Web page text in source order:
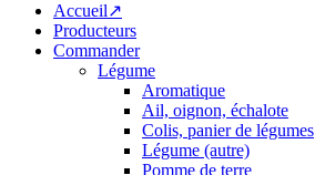
Accueil↗
Producteurs
Commander
Légume
Aromatique
Ail, oignon, échalote
Colis, panier de légumes
Légume (autre)
Pomme de terre